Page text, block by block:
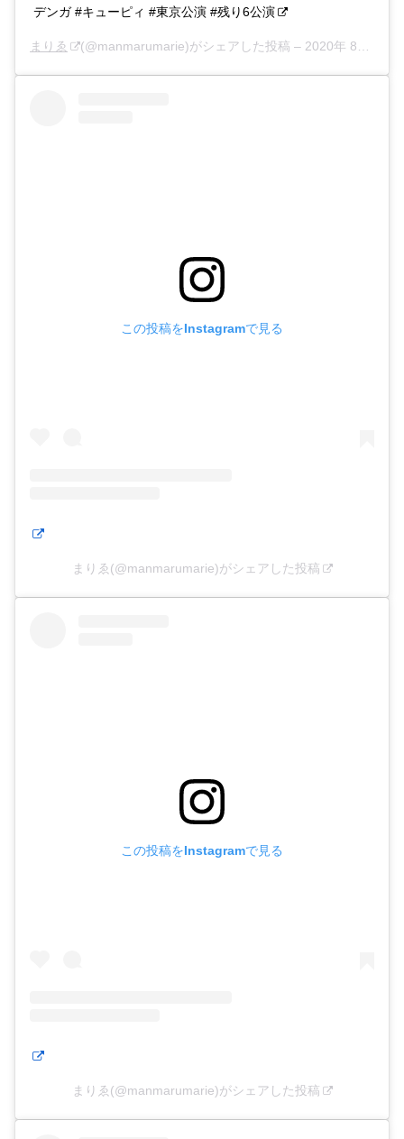
デンガ #キューピィ #東京公演 #残り6公演
まりゑ (@manmarumarie)がシェアした投稿 – 2020年 8月月4日午前12時58分PDT
この投稿をInstagramで見る
まりゑ(@manmarumarie)がシェアした投稿
この投稿をInstagramで見る
まりゑ(@manmarumarie)がシェアした投稿